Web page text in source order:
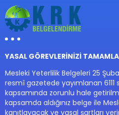
YASAL GÖREVLERİNİZİ
Mesleki Yeterlilik Belgeleri 25
resmî gazetede yayımlanan 6111
kapsamında zorunlu hale
kapsamda aldığınız belge ile
kanıtlayacak ve yasal şartları